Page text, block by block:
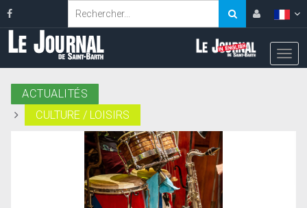
ACTUALITÉS
CULTURE / LOISIRS